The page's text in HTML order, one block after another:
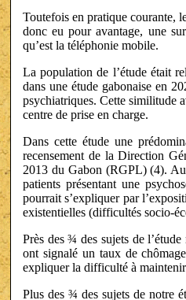
Toutefois en pratique courante,
donc eu pour avantage, une
qu’est la téléphonie mobile.
La population de l’étude était
dans une étude gabonaise en
psychiatriques. Cette similitude
centre de prise en charge.
Dans cette étude une
recensement de la Direction
2013 du Gabon (RGPL) (4).
patients présentant une
pourrait s’expliquer par
existentielles (difficultés socio-
Près des ¾ des sujets de
ont signalé un taux de
expliquer la difficulté à
Plus des ¾ des sujets de notre